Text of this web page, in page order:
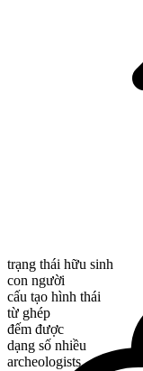
trạng thái hữu sinh
con người
cấu tạo hình thái
từ ghép
đếm được
dạng số nhiều
archeologists